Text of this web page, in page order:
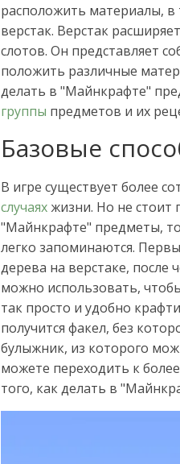
расположить материалы,
верстак. Верстак
слотов. Он представляет
положить различные
делать в "Майнкрафте"
группы предметов и их
Базовые
В игре существует более
случаяхжизни. Но не стоит
"Майнкрафте" предметы,
легко запоминаются.
дерева на верстаке, после
можно использовать,
так просто и удобно
получится факел, без
булыжник, из которого
можете переходить к
того, как делать в